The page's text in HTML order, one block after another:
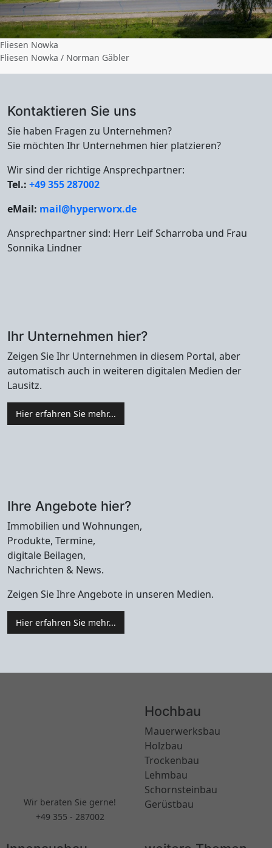
Fliesen Nowka
Fliesen Nowka / Norman Gäbler
Kontaktieren Sie uns
Sie haben Fragen zu Unternehmen?
Sie möchten Ihr Unternehmen hier platzieren?
Wir sind der richtige Ansprechpartner:
Tel.: +49 355 287002
eMail: mail@hyperworx.de
Ansprechpartner sind: Herr Leif Scharroba und Frau
Sonnika Lindner
Ihr Unternehmen hier?
Zeigen Sie Ihr Unternehmen in diesem Portal, aber
automatisch auch in weiteren digitalen Medien der
Lausitz.
Hier erfahren Sie mehr...
Ihre Angebote hier?
Immobilien und Wohnungen,
Produkte, Termine,
digitale Beilagen,
Nachrichten & News.
Zeigen Sie Ihre Angebote in unseren Medien.
Hier erfahren Sie mehr...
Wir beraten Sie gerne!
+49 355 - 287002
Hochbau
Mauerwerksbau
Holzbau
Trockenbau
Lehmbau
Schornsteinbau
Gerüstbau